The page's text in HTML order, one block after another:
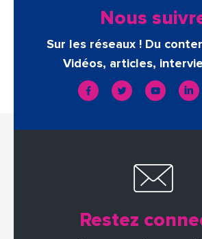
Nous
Sur les réseaux ! Du
Vidéos, articles,
Restez